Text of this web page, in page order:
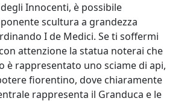
Innocenti, è possibile
scultura a grandezza
I de Medici. Se ti soffermi
attenzione la statua noterai che
è rappresentato uno sciame di api,
fiorentino, dove chiaramente
rappresenta il Granduca e le